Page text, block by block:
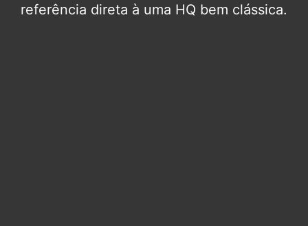
referência direta à uma HQ bem clássica.